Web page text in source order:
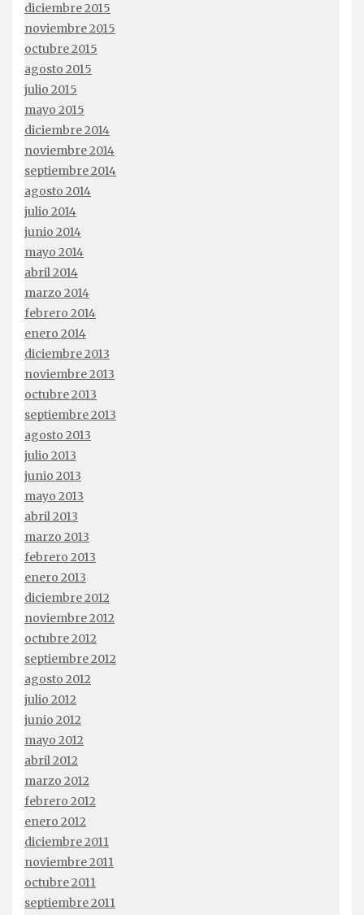
diciembre 2015
noviembre 2015
octubre 2015
agosto 2015
julio 2015
mayo 2015
diciembre 2014
noviembre 2014
septiembre 2014
agosto 2014
julio 2014
junio 2014
mayo 2014
abril 2014
marzo 2014
febrero 2014
enero 2014
diciembre 2013
noviembre 2013
octubre 2013
septiembre 2013
agosto 2013
julio 2013
junio 2013
mayo 2013
abril 2013
marzo 2013
febrero 2013
enero 2013
diciembre 2012
noviembre 2012
octubre 2012
septiembre 2012
agosto 2012
julio 2012
junio 2012
mayo 2012
abril 2012
marzo 2012
febrero 2012
enero 2012
diciembre 2011
noviembre 2011
octubre 2011
septiembre 2011